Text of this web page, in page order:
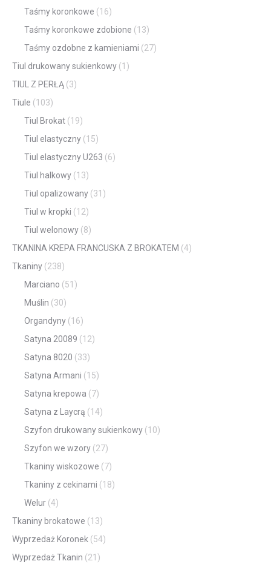
Taśmy koronkowe (16)
Taśmy koronkowe zdobione (13)
Taśmy ozdobne z kamieniami (27)
Tiul drukowany sukienkowy (1)
TIUL Z PERŁĄ (3)
Tiule (103)
Tiul Brokat (19)
Tiul elastyczny (15)
Tiul elastyczny U263 (6)
Tiul halkowy (13)
Tiul opalizowany (31)
Tiul w kropki (12)
Tiul welonowy (8)
TKANINA KREPA FRANCUSKA Z BROKATEM (4)
Tkaniny (238)
Marciano (51)
Muślin (30)
Organdyny (16)
Satyna 20089 (12)
Satyna 8020 (33)
Satyna Armani (15)
Satyna krepowa (7)
Satyna z Laycrą (14)
Szyfon drukowany sukienkowy (10)
Szyfon we wzory (27)
Tkaniny wiskozowe (7)
Tkaniny z cekinami (18)
Welur (4)
Tkaniny brokatowe (13)
Wyprzedaż Koronek (54)
Wyprzedaż Tkanin (21)